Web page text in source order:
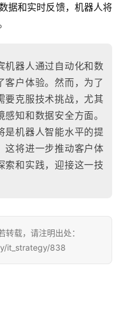
据和实时反馈，机器人将
机器人通过自动化和数
客户体验。然而，为了
要克服技术挑战，尤其
知和数据安全方面。
是机器人智能水平的提
这将进一步推动客户体
索和实践，迎接这一技
载，请注明出处：
it_strategy/838